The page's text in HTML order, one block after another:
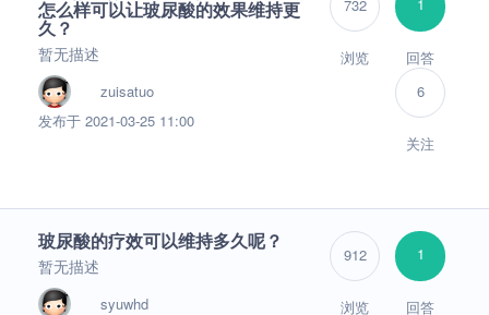
怎么样可以让玻尿酸的效果维持更
久？
暂无描述
zuisatuo
发布于 2021-03-25 11:00
732
浏览
回答
6
关注
玻尿酸的疗效可以维持多久呢？
暂无描述
syuwhd
912
浏览
1
回答